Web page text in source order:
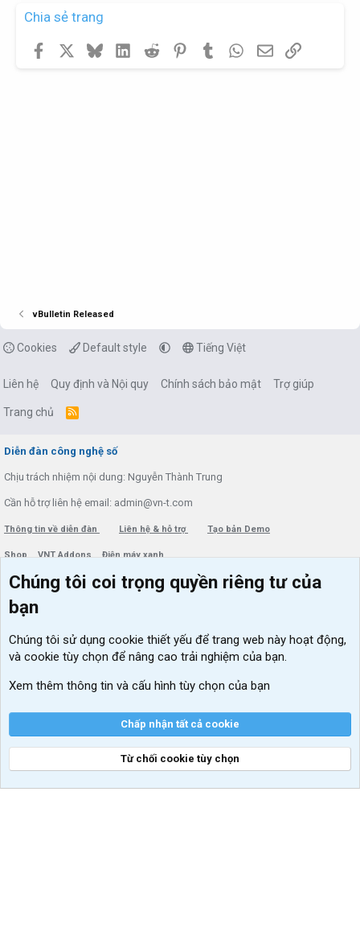
Chia sẻ trang
Facebook BlueskyLinkedInReddit PinterestTumblr WhatsApp
EmailLink
vBulletin Released
Cookies Default style Tiếng Việt
Liên hệ Quy định và Nội quy Chính sách bảo mật Trợ giúp
Trang chủ
R
Diễn đàn công nghệ số
Chịu trách nhiệm nội dung: Nguyễn Thành Trung
Cần hỗ trợ liên hệ email: admin@vn-t.com
Thông tin về diễn đàn Liên hệ & hỗ trợ Tạo bản Demo
Shop VNT Addons Điện máy xanh
Menu thành viên
Đăng nhập
Diễn đàn
Kích hoạt Windows/ Office miễn phí
VIP add-ons Xenforo
Khuyến mãi và tài trợ
Chúng tôi coi trọng quyền riêng tư của
bạn
Chúng tôi sử dụng cookie thiết yếu để trang web này hoạt động,
và cookie tùy chọn để nâng cao trải nghiệm của bạn.
Xem thêm thông tin và cấu hình tùy chọn của bạn
Chấp nhận tất cả cookie
Từ chối cookie tùy chọn